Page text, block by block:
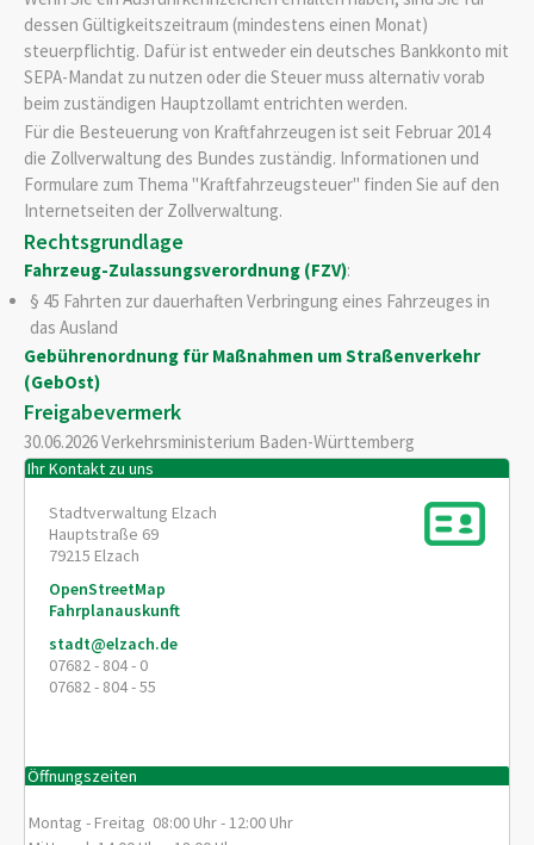
dessen Gültigkeitszeitraum (mindestens einen Monat)
steuerpflichtig. Dafür ist entweder ein deutsches Bankkonto mit
SEPA-Mandat zu nutzen oder die Steuer muss alternativ vorab
beim zuständigen Hauptzollamt entrichten werden.
Für die Besteuerung von Kraftfahrzeugen ist seit Februar 2014
die Zollverwaltung des Bundes zuständig. Informationen und
Formulare zum Thema "Kraftfahrzeugsteuer" finden Sie auf den
Internetseiten der Zollverwaltung.
Rechtsgrundlage
Fahrzeug-Zulassungsverordnung (FZV):
§ 45 Fahrten zur dauerhaften Verbringung eines Fahrzeuges in
das Ausland
Gebührenordnung für Maßnahmen um Straßenverkehr
(GebOst)
Freigabevermerk
30.06.2026 Verkehrsministerium Baden-Württemberg
Ihr Kontakt zu uns
Stadtverwaltung Elzach
Hauptstraße 69
79215 Elzach
OpenStreetMap
Fahrplanauskunft
stadt@elzach.de
07682 - 804 - 0
07682 - 804 - 55
Öffnungszeiten
Montag - Freitag 08:00 Uhr - 12:00 Uhr